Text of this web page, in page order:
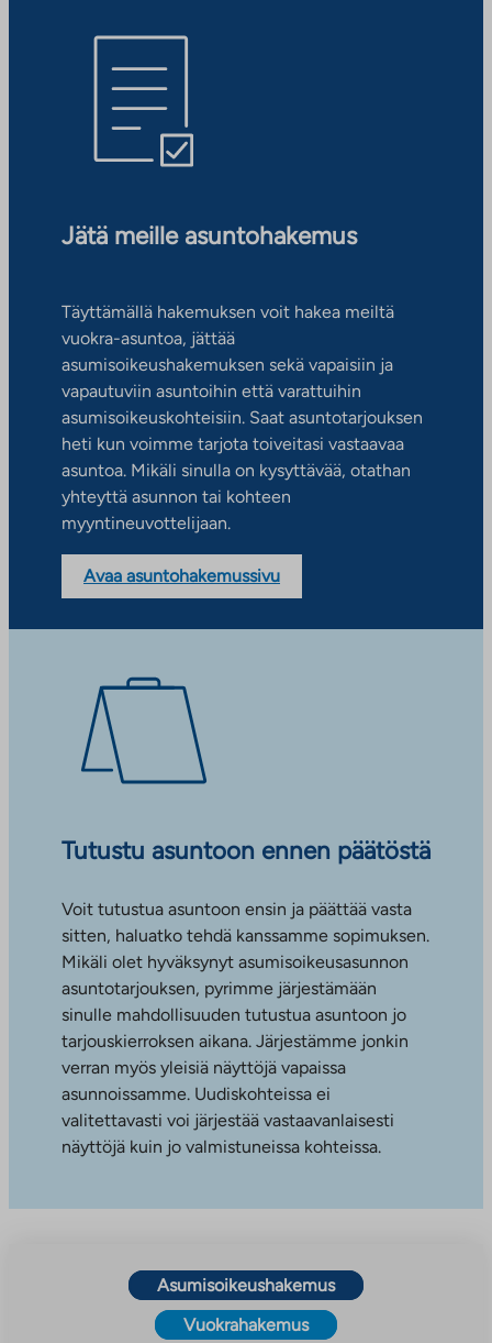
Jätä meille asuntohakemus
Täyttämällä hakemuksen voit hakea meiltä
vuokra-asuntoa, jättää
asumisoikeushakemuksen sekä vapaisiin ja
vapautuviin asuntoihin että varattuihin
asumisoikeuskohteisiin. Saat asuntotarjouksen
heti kun voimme tarjota toiveitasi vastaavaa
asuntoa. Mikäli sinulla on kysyttävää, otathan
yhteyttä asunnon tai kohteen
myyntineuvottelijaan.
Avaa asuntohakemussivu
Tutustu asuntoon ennen päätöstä
Voit tutustua asuntoon ensin ja päättää vasta
sitten, haluatko tehdä kanssamme sopimuksen.
Mikäli olet hyväksynyt asumisoikeusasunnon
asuntotarjouksen, pyrimme järjestämään
sinulle mahdollisuuden tutustua asuntoon jo
tarjouskierroksen aikana. Järjestämme jonkin
verran myös yleisiä näyttöjä vapaissa
asunnoissamme. Uudiskohteissa ei
valitettavasti voi järjestää vastaavanlaisesti
näyttöjä kuin jo valmistuneissa kohteissa.
Asumisoikeushakemus
Vuokrahakemus